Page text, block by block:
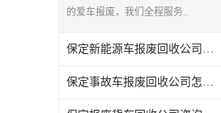
的爱车报废，我们全程服务..
保定新能源车报废回收公司联系方式
保定事故车报废回收公司怎么选